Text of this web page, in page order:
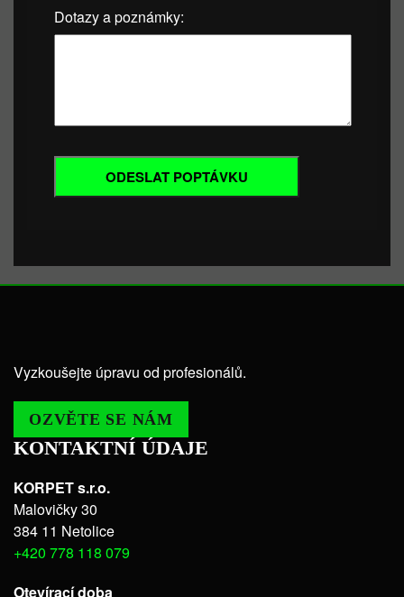
Dotazy a poznámky:
Vyzkoušejte úpravu od profesionálů.
OZVĚTE SE NÁM
KONTAKTNÍ ÚDAJE
KORPET s.r.o.
Malovičky 30
384 11 Netolice
+420 778 118 079
Otevírací doba